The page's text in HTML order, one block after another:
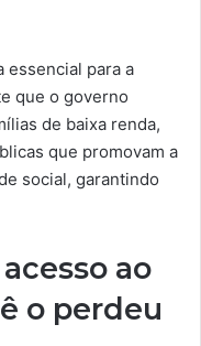
essencial para a
que o governo
de baixa renda,
que promovam a
social, garantindo
ao
o perdeu